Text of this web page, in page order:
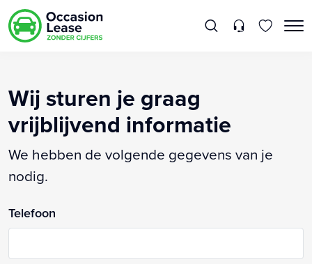
Wij sturen je graag
vrijblijvend informatie
We hebben de volgende gegevens van je
nodig.
Telefoon